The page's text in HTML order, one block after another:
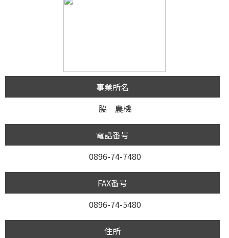
事業所名
脇 農機
電話番号
0896-74-7480
FAX番号
0896-74-5480
住所